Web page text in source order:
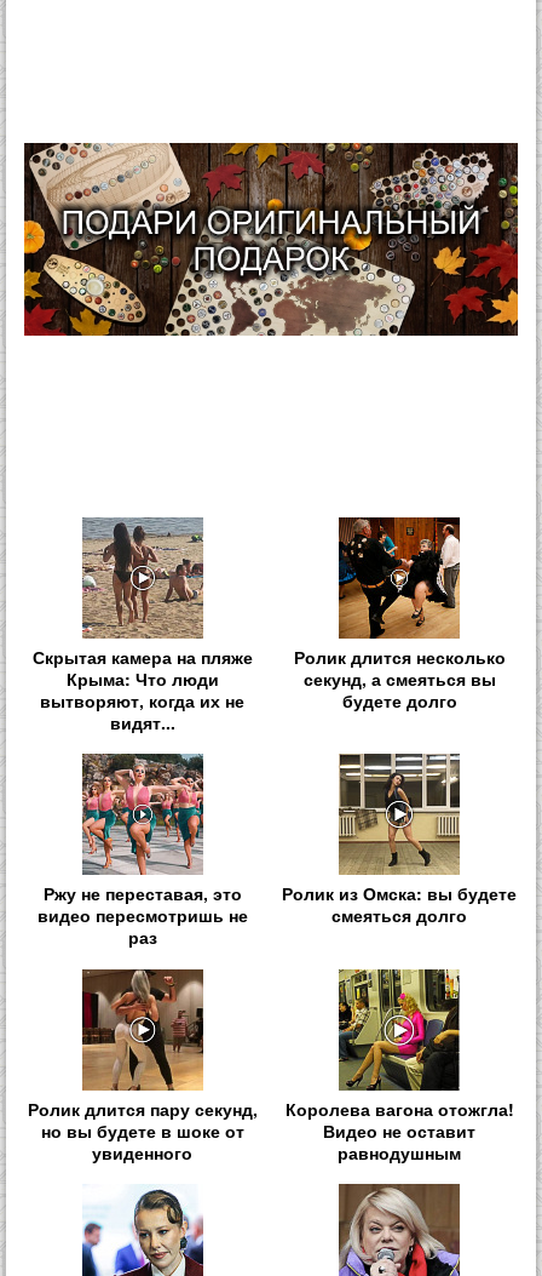
Скрытая камера на пляже
Крыма: Что люди
вытворяют, когда их не
видят...
Ролик длится несколько
секунд, а смеяться вы
будете долго
Ржу не переставая, это
видео пересмотришь не
раз
Ролик из Омска: вы будете
смеяться долго
Ролик длится пару секунд,
но вы будете в шоке от
увиденного
Королева вагона отожгла!
Видео не оставит
равнодушным